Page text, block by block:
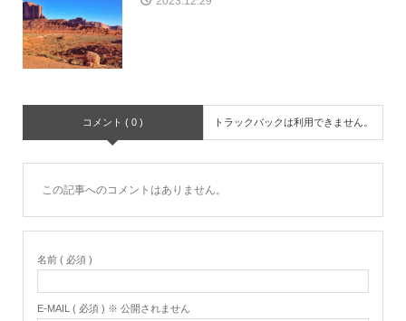
コメント ( 0 ) トラックバックは利用できません。
この記事へのコメントはありません。
名前 ( 必須 )
E-MAIL ( 必須 ) ※ 公開されません